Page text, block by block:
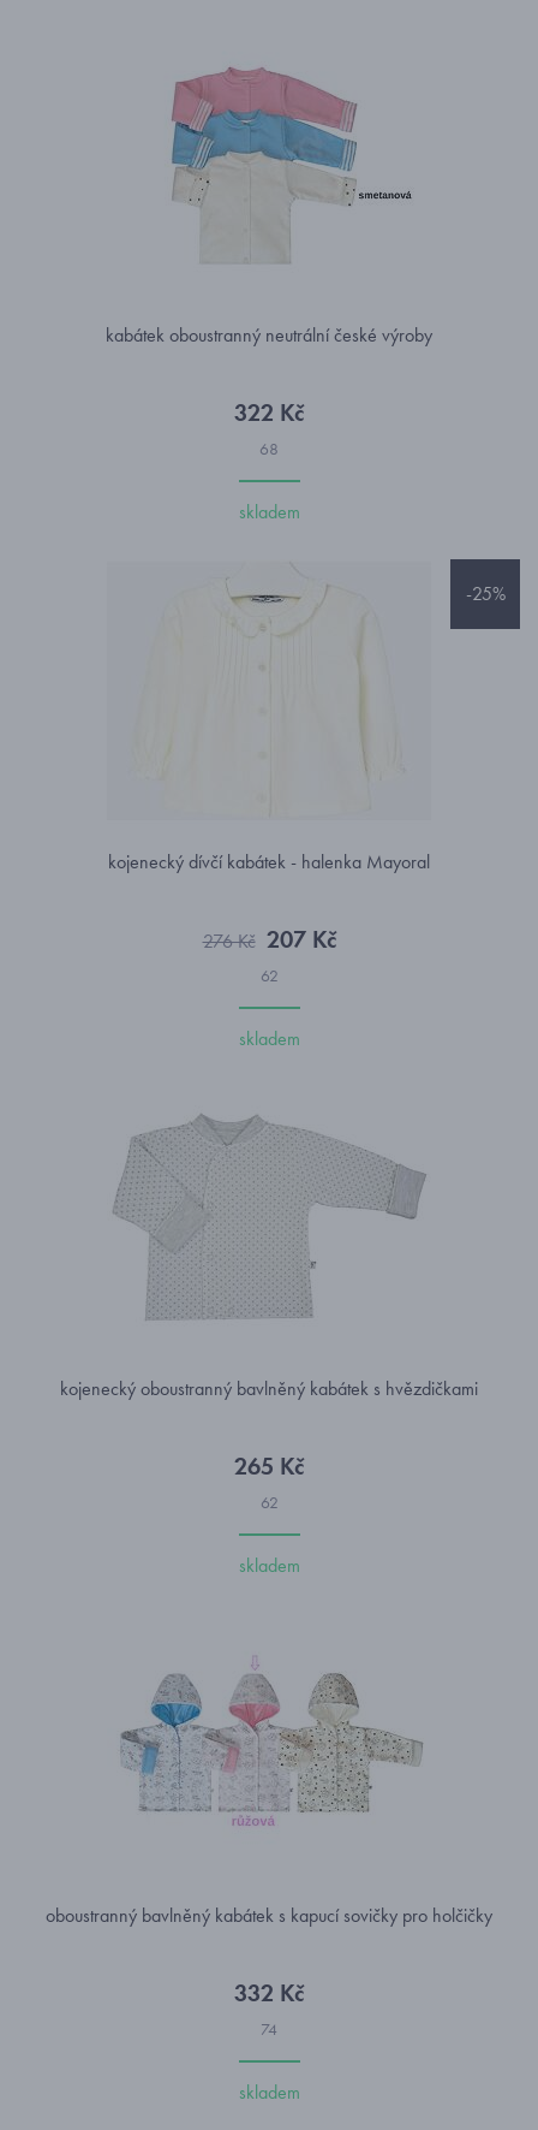
kabátek oboustranný neutrální české výroby
322 Kč
68
skladem
-25%
kojenecký dívčí kabátek - halenka Mayoral
276 Kč 207 Kč
62
skladem
kojenecký oboustranný bavlněný kabátek s hvězdičkami
265 Kč
62
skladem
oboustranný bavlněný kabátek s kapucí sovičky pro holčičky
332 Kč
74
skladem